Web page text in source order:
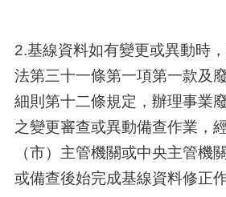
2.基線資料如有變更或異動時
法第三十一條第一項第一款及
細則第十二條規定，辦理事業
之變更審查或異動備查作業，
（市）主管機關或中央主管機
或備查後始完成基線資料修正作